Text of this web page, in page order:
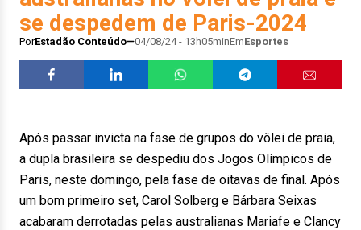
se despedem de Paris-2024
PorEstadão Conteúdo 04/08/24 - 13h05minEmEsportes
Após passar invicta na fase de grupos do vôlei de praia,
a dupla brasileira se despediu dos Jogos Olímpicos de
Paris, neste domingo, pela fase de oitavas de final. Após
um bom primeiro set, Carol Solberg e Bárbara Seixas
acabaram derrotadas pelas australianas Mariafe e Clancy